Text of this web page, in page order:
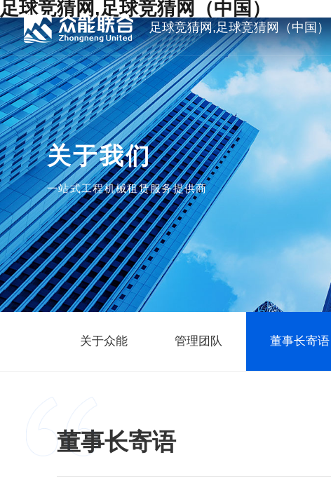
足球竞猜网,足球竞猜网（中国）
足球竞猜网,足球竞猜网（中国）
关于我们
一站式工程机械租赁服务提供商
关于众能 管理团队 董事长寄语
董事长寄语